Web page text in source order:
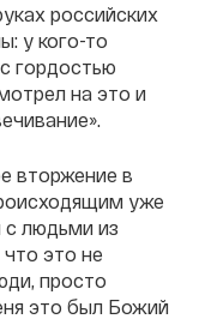
российских
у кого-то
гордостью
на это и
вторжение в
уже
с людьми из
это не
просто
это был Божий